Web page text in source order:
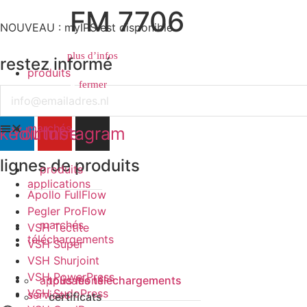
NOUVEAU : myIPS est disponible
plus d’infos
fermer
fermer
produits
marchés
applications
téléchargements
tous les téléchargements
certificats
services
produits
marchés
applications
FM 7706
restez informé
YoutubeInstagram
lignes de produits
Apollo FullFlow
Pegler ProFlow
VSH Tectite
VSH Super
VSH Shurjoint
VSH PowerPress
VSH SudoPress